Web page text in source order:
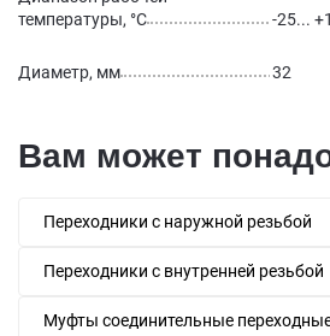
температуры, °С
-25...
Диаметр, мм 32
Вам может
Переходники с наружной резьбой
Переходники с внутренней резьбой
Муфты соединительные